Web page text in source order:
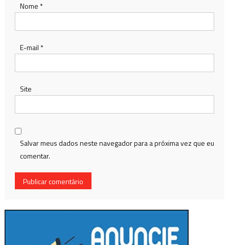
Nome *
E-mail *
Site
Salvar meus dados neste navegador para a próxima vez que eu
comentar.